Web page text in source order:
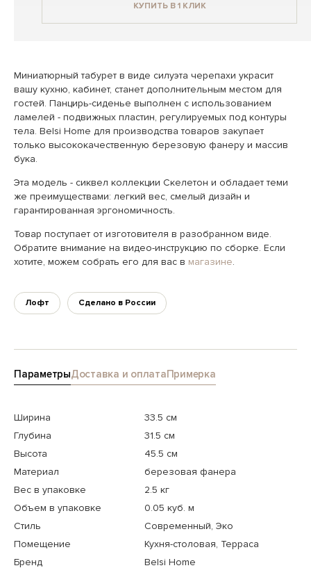
КУПИТЬ В 1 КЛИК
Миниатюрный табурет в виде силуэта черепахи украсит
вашу кухню, кабинет, станет дополнительным местом для
гостей. Панцирь-сиденье выполнен с использованием
ламелей - подвижных пластин, регулируемых под контуры
тела. Belsi Home для производства товаров закупает
только высококачественную березовую фанеру и массив
бука.
Эта модель - сиквел коллекции Скелетон и обладает теми
же преимуществами: легкий вес, смелый дизайн и
гарантированная эргономичность.
Товар поступает от изготовителя в разобранном виде.
Обратите внимание на видео-инструкцию по сборке. Если
хотите, можем собрать его для вас в магазине.
Лофт Сделано в России
ПараметрыДоставка и оплатаПримерка
Ширина
33.5 см
Глубина
31.5 см
Высота
45.5 см
Материал
березовая фанера
Вес в упаковке
2.5 кг
Объем в упаковке
0.05 куб. м
Стиль
Современный, Эко
Помещение
Кухня-столовая, Терраса
Бренд
Belsi Home